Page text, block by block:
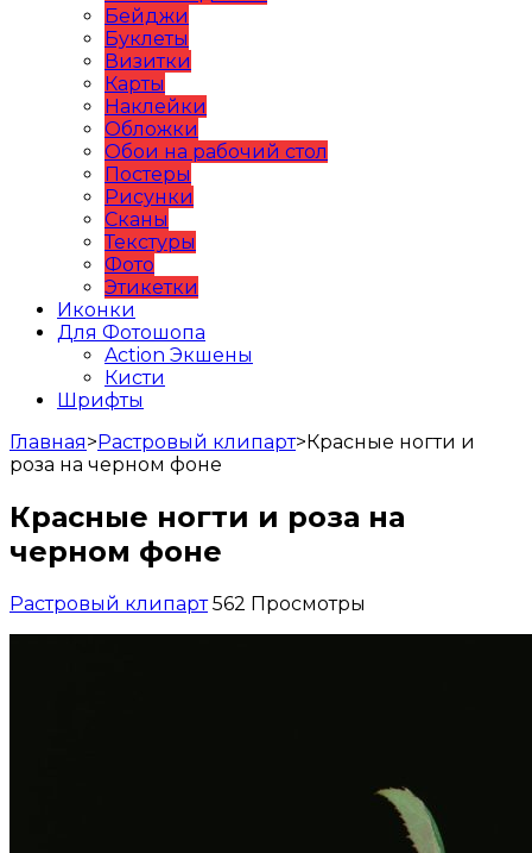
Бейджи
Буклеты
Визитки
Карты
Наклейки
Обложки
Обои на рабочий стол
Постеры
Рисунки
Сканы
Текстуры
Фото
Этикетки
Иконки
Для Фотошопа
Action Экшены
Кисти
Шрифты
Главная>Растровый клипарт>Красные ногти и
роза на черном фоне
Красные ногти и роза на
черном фоне
Растровый клипарт 562 Просмотры